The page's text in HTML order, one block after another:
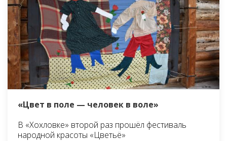
«Цвет в поле — человек в воле»
В «Хохловке» второй раз прошёл фестиваль
народной красоты «Цветьё»